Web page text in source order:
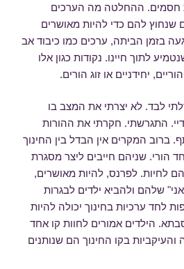
חסמים. ההחלטה מה הערכים
שנחוץ להם כדי להיות מאושרים
בזמן הביתה, ערכים כמו כיבוד אב
לתוך חיינו. נקודות כגון אלו
יחידניים או זוג הורים.
לבד. לא יצרתי את המצב בו
התגרשתי. חקרתי את ההורות
ברוב המקרים אין הבדל בין החינוך
הורי. שניהם חייבים ליצר מסגרת
לחיות. לפרנס, להיות מאושרים,
שלהם ולהביא ילדים לבגרות
לחד ערכיות בחינוך יכולה להיות
הילדים אמורים לחוות קו אחד
בקו החינוך הם שנותנים